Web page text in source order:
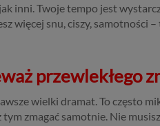
inni. Twoje tempo jest
więcej snu, ciszy, samotności
przewlekłego
wielki dramat. To często
tym zmagać samotnie. Nie
2018 r.
nie
Dane
takimi